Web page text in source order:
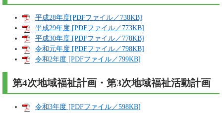
平成28年度[PDFファイル／738KB]
平成29年度 [PDFファイル／773KB]
平成30年度 [PDFファイル／778KB]
令和元年度 [PDFファイル／798KB]
令和2年度 [PDFファイル／799KB]
第4次地域福祉計画・第3次地域福祉活動計画
令和3年度 [PDFファイル／598KB]